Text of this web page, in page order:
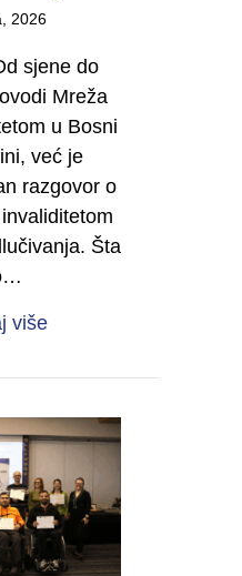
2026
sjene do
Mreža
u Bosni
već je
razgovor o
Šta
višeabout U TOKU JE